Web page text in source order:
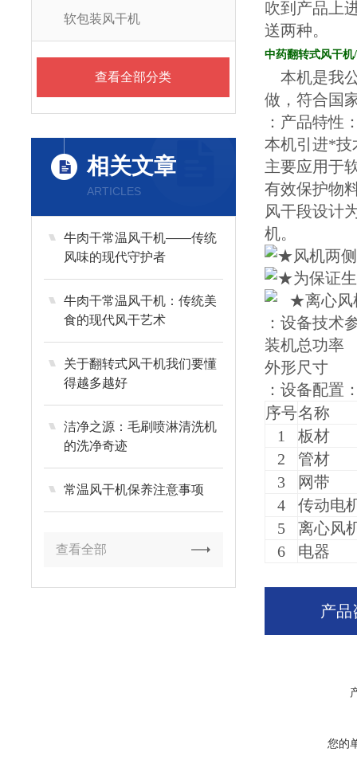
软包装风干机
查看全部分类
相关文章
ARTICLES
牛肉干常温风干机——传统
风味的现代守护者
牛肉干常温风干机：传统美
食的现代风干艺术
关于翻转式风干机我们要懂
得越多越好
洁净之源：毛刷喷淋清洗机
的洗净奇迹
常温风干机保养注意事项
查看全部
吹到产品上
送两种。
中药翻转式风干
本机是我
做，符合国
：产品特性
本机引进*技
主要应用于
有效保护物
风干段设计
机。
★风机两侧
★为保证生
★离心风
：设
装机总功
外形尺寸
：设备配置
序号名称
1
板材
2
管材
3
网带
4
传动电
5
离心风
6
电器
产品
您的